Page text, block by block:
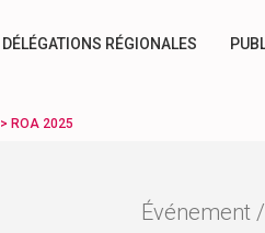
DÉLÉGATIONS RÉGIONALES
> ROA 2025
Événement